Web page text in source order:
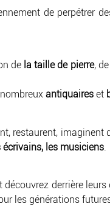
de perpétrer
de la taille de pierre, de
antiquaireset
restaurent, imaginent
écrivains, les musiciens.
derrière
les générations